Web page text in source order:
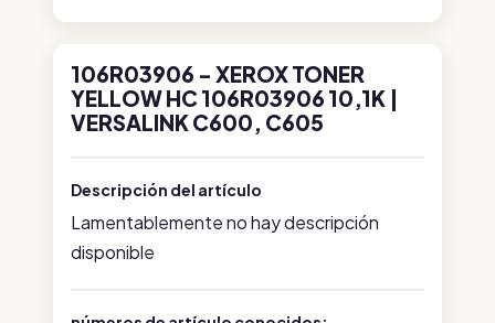
106R03906 - XEROX TONER
YELLOW HC 106R03906 10,1K |
VERSALINK C600, C605
Descripción del artículo
Lamentablemente no hay descripción
disponible